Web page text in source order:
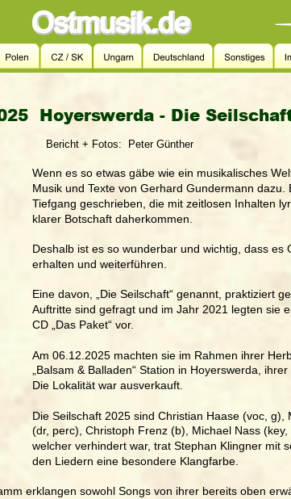
Hoyerswerda - Die
Bericht + Fotos:  Peter Günther
Wenn es so etwas gäbe wie ein musikalisches
Musik und Texte von Gerhard Gundermann
Tiefgang geschrieben, die mit zeitlosen Inhalten
klarer Botschaft daherkommen.
Deshalb ist es so wunderbar und wichtig, dass es
erhalten und weiterführen.
Eine davon, „Die Seilschaft“ genannt, praktiziert
Auftritte sind gefragt und im Jahr 2021 legten sie
CD „Das Paket“ vor.
Am 06.12.2025 machten sie im Rahmen ihrer
„Balsam & Balladen“ Station in Hoyerswerda,
Die Lokalität war ausverkauft.
Die Seilschaft 2025 sind Christian Haase (voc,
(dr, perc), Christoph Frenz (b), Michael Nass
welcher verhindert war, trat Stephan Klingner mit
den Liedern eine besondere Klangfarbe.
erklangen sowohl Songs von ihrer bereits oben